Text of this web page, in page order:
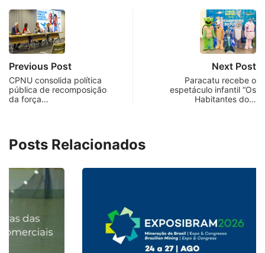
Previous Post
CPNU consolida política
pública de recomposição
da força…
Next Post
Paracatu recebe o
espetáculo infantil “Os
Habitantes do…
Posts Relacionados